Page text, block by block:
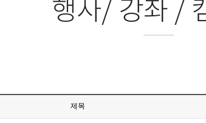
행사/ 강좌 /
제목